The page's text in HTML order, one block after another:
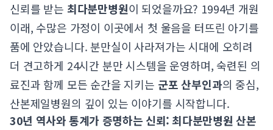
신뢰를 받는 최다분만병원이 되었을까요? 1994년 개원
이래, 수많은 가정이 이곳에서 첫 울음을 터뜨린 아기를
품에 안았습니다. 분만실이 사라져가는 시대에 오히려
더 견고하게 24시간 분만 시스템을 운영하며, 숙련된 의
료진과 함께 모든 순간을 지키는 군포 산부인과의 중심,
산본제일병원의 깊이 있는 이야기를 시작합니다.
30년 역사와 통계가 증명하는 신뢰: 최다분만병원 산본